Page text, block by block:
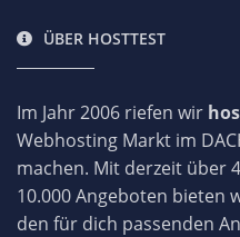
ÜBER HOSTTEST
Im Jahr 2006 riefen wir
Webhosting Markt im
machen. Mit derzeit über
10.000 Angeboten bieten
den für dich passenden